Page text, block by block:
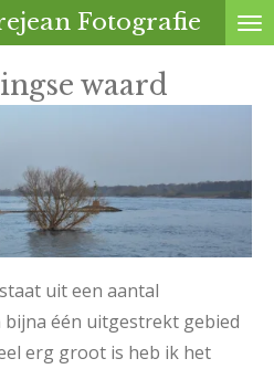
Fotografie
waard
uit een aantal
één uitgestrekt gebied
erg groot is heb ik het